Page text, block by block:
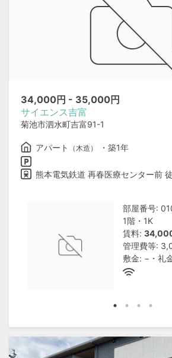
34,000円 - 35,000円
サイエンス吉富
菊池市泗水町吉富91-1
アパート （木造） ・築1年
熊本電気鉄道 再春医療センター前
部屋番号:
1階・1K
賃料:
管理費等:
敷金: −・礼